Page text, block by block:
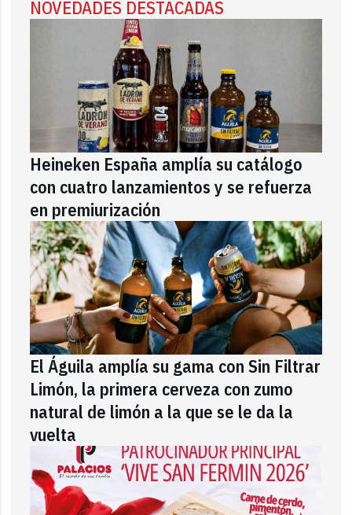
NOVEDADES DESTACADAS
Heineken España amplía su catálogo
con cuatro lanzamientos y se refuerza
en premiurización
El Águila amplía su gama con Sin Filtrar
Limón, la primera cerveza con zumo
natural de limón a la que se le da la
vuelta